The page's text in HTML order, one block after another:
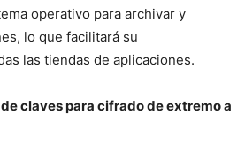
operativo para archivar y
lo que facilitará su
las tiendas de aplicaciones.
claves para cifrado de extremo a